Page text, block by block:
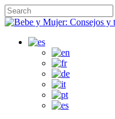
Skip
to
content
Close